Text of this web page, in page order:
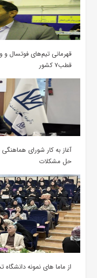
قهرمانی تیم‌های فوتسال و
قطب۷ کشور
آغاز به کار شورای
حل مشکلات
از ماما های نمونه